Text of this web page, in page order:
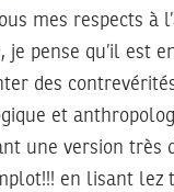
mes respects à
je pense qu’il est
des
et
une version très
en lisant lez